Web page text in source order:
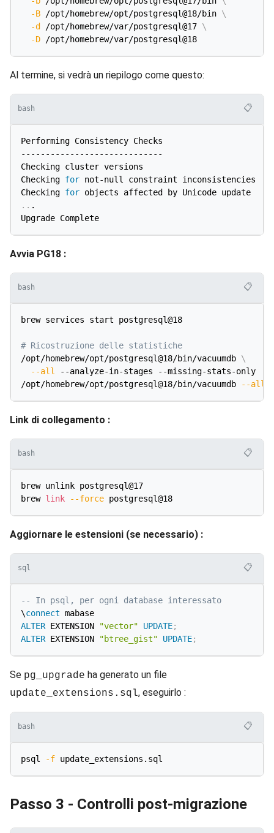
-B /opt/homebrew/opt/postgresql@18/bin \
-d
/opt/homebrew/var/postgresql@17 \
-D
Al termine, si vedrà un riepilogo come questo:
bash 📋
Performing Consistency Checks
-----------------------------
Checking cluster versions
Checking for not-null constraint
Checking for
.. .
Avvia PG18 :
bash 📋
brew services start postgresql@18
# Ricostruzione delle statistiche
/opt/homebrew/opt/postgresql@18/bin/vacuumdb \
--all
--analyze-in-stages --missing-stats-only
/opt/homebrew/opt/postgresql@18/bin/vacuumdb
--all
Link di collegamento :
bash 📋
brew unlink postgresql@17
brew link --force
Aggiornare le estensioni (se necessario) :
sql 📋
-- In psql, per ogni database interessato
\connect
ALTER EXTENSION "vector" UPDATE;
ALTER EXTENSION "btree_gist" UPDATE;
Se pg_upgrade ha generato un file
update_extensions.sql, eseguirlo :
bash 📋
psql -f
Passo 3 - Controlli post-migrazione